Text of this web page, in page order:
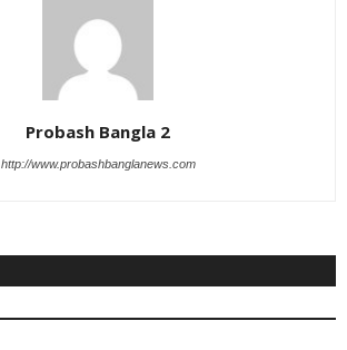
Probash Bangla 2
http://www.probashbanglanews.com